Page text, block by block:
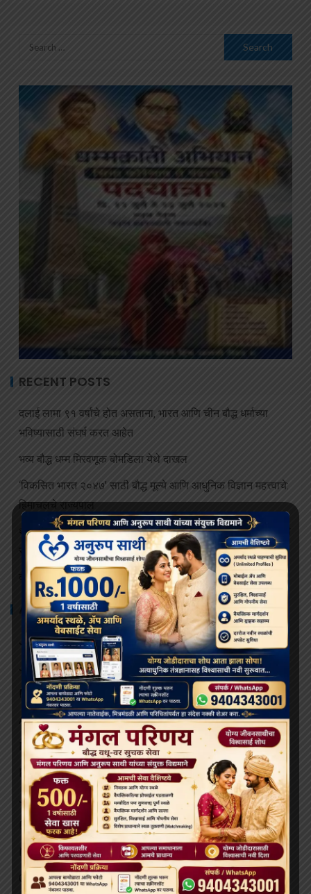
RECENT POSTS
दलाई लामा ९१ वर्षांचे होत असताना, भारत आणि चीन बौद्ध धर्माच्या
भविष्यासाठी संघर्ष करत आहेत
भव्य बौद्ध धम्म मिरवणूक बोमडिला येथे दाखल
‘विकसित भारत २०४७’ साठी बौद्ध मूल्ये आणि आधुनिक विज्ञान महत्त्वाचे:
हिमाचलचे राज्यपाल
थायलंडच्या अपघातात जखमी झालेल्या भिक्षूंच्या देखभाल त्यांना राजेशाही
संरक्षणाखाली उपचार पुरवले जातील.
बोधिमग्गो महाविहार प्रवेश व्दार चे भूमि पूजन संपन्न
ARCHIVES
July 2026
June 2026
May 2026
April 2026
March 2026
February 2026
January 2026
December 2025
November 2025
October 2025